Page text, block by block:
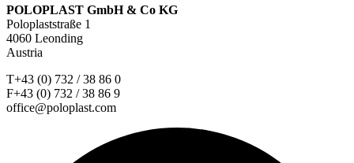
POLOPLAST GmbH & Co KG
Poloplaststraße 1
4060 Leonding
Austria
T+43 (0) 732 / 38 86 0
F+43 (0) 732 / 38 86 9
office@poloplast.com